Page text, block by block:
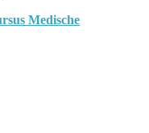
Medische